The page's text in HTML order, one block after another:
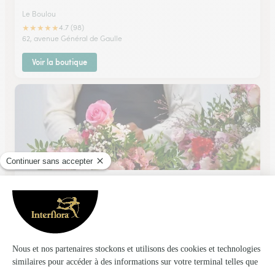
Le Boulou
★★★★★4.7 (98)
62, avenue Général de Gaulle
Voir la boutique
Etamine
Saint Esteve
17, avenue Gilbert Brutus
Voir la boutique